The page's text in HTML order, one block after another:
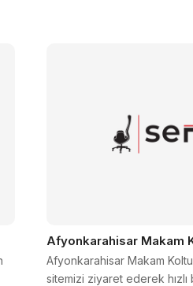
Afyonkarahisar Makam
Afyonkarahisar Makam
sitemizi ziyaret ederek